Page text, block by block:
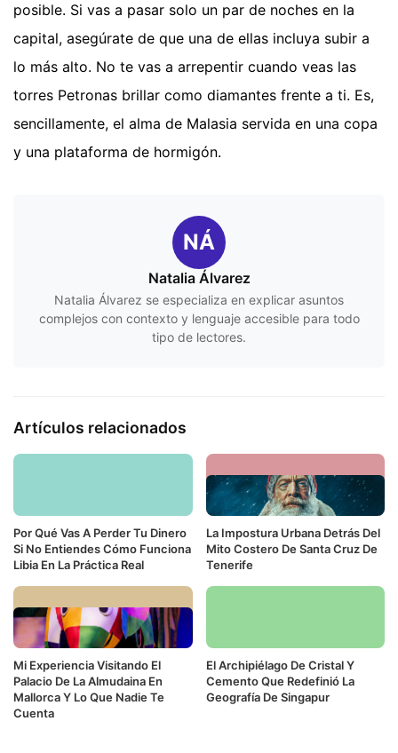
posible. Si vas a pasar solo un par de noches en la
capital, asegúrate de que una de ellas incluya subir a
lo más alto. No te vas a arrepentir cuando veas las
torres Petronas brillar como diamantes frente a ti. Es,
sencillamente, el alma de Malasia servida en una copa
y una plataforma de hormigón.
NÁ
Natalia Álvarez
Natalia Álvarez se especializa en explicar asuntos
complejos con contexto y lenguaje accesible para todo
tipo de lectores.
Artículos relacionados
Por Qué Vas A Perder Tu Dinero
Si No Entiendes Cómo Funciona
Libia En La Práctica Real
La Impostura Urbana Detrás Del
Mito Costero De Santa Cruz De
Tenerife
Mi Experiencia Visitando El
Palacio De La Almudaina En
Mallorca Y Lo Que Nadie Te
Cuenta
El Archipiélago De Cristal Y
Cemento Que Redefinió La
Geografía De Singapur